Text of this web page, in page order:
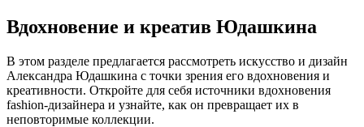
Вдохновение и креатив Юдашкина
В этом разделе предлагается рассмотреть искусство и дизайн
Александра Юдашкина с точки зрения его вдохновения и
креативности. Откройте для себя источники вдохновения
fashion-дизайнера и узнайте, как он превращает их в
неповторимые коллекции.